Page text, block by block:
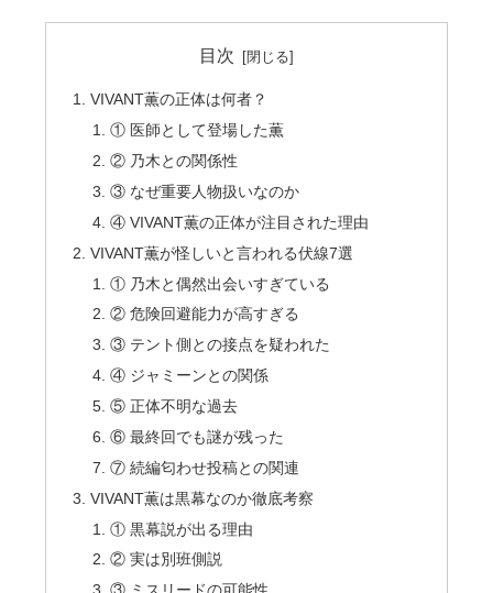
目次
VIVANT薫の正体は何者？
① 医師として登場した薫
② 乃木との関係性
③ なぜ重要人物扱いなのか
④ VIVANT薫の正体が注目された理由
VIVANT薫が怪しいと言われる伏線7選
① 乃木と偶然出会いすぎている
② 危険回避能力が高すぎる
③ テント側との接点を疑われた
④ ジャミーンとの関係
⑤ 正体不明な過去
⑥ 最終回でも謎が残った
⑦ 続編匂わせ投稿との関連
VIVANT薫は黒幕なのか徹底考察
① 黒幕説が出る理由
② 実は別班側説